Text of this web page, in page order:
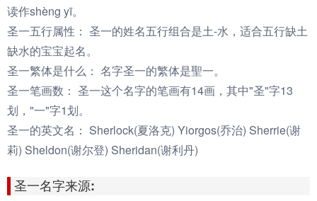
读作shèng yī。
圣一五行属性： 圣一的姓名五行组合是土-水，适合五行缺土
缺水的宝宝起名。
圣一繁体是什么： 名字圣一的繁体是聖一。
圣一笔画数： 圣一这个名字的笔画有14画，其中"圣"字13
划，"一"字1划。
圣一的英文名： Sherlock(夏洛克) Yiorgos(乔治) Sherrie(谢
莉) Sheldon(谢尔登) Sheridan(谢利丹)
圣一名字来源: